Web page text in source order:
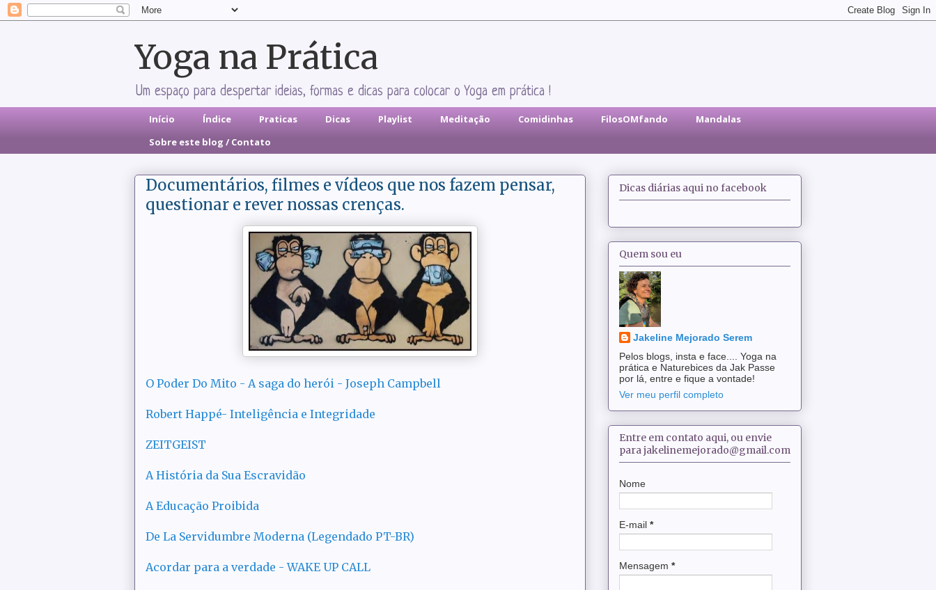
Yoga na Prática
Um espaço para despertar ideias, formas e dicas para colocar o Yoga em prática !
Início Índice Praticas Dicas Playlist Meditação Comidinhas FilosOMfando
Mandalas
Sobre este blog / Contato
Documentários, filmes e vídeos que nos fazem pensar,
questionar e rever nossas crenças.
O Poder Do Mito - A saga do herói - Joseph Campbell
Robert Happé- Inteligência e Integridade
ZEITGEIST
A História da Sua Escravidão
A Educação Proibida
De La Servidumbre Moderna (Legendado PT-BR)
Acordar para a verdade - WAKE UP CALL
Dicas diárias aqui no facebook
Quem sou eu
Jakeline Mejorado Serem
Pelos blogs, insta e face.... Yoga na
prática e Naturebices da Jak Passe
por lá, entre e fique a vontade!
Ver meu perfil completo
Entre em contato aqui, ou envie
para jakelinemejorado@gmail.com
Nome
E-mail *
Mensagem *